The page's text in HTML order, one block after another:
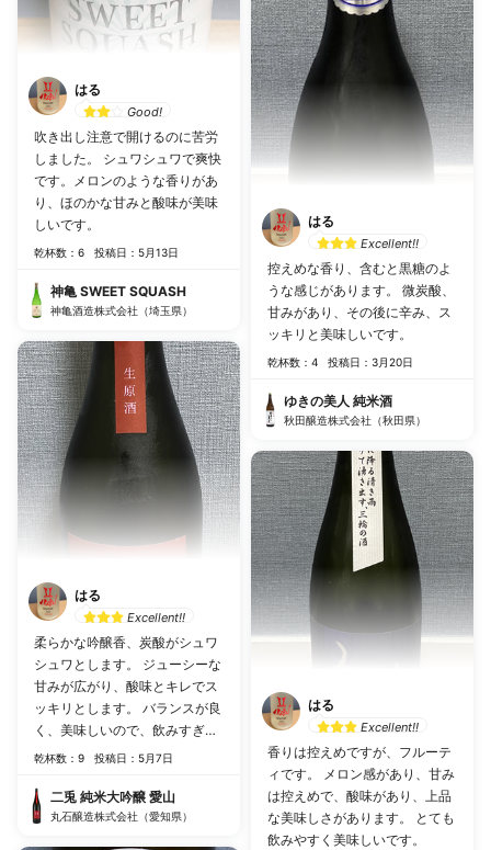
はる
Good!
吹き出し注意で開けるのに苦労
しました。 シュワシュワで爽快
です。メロンのような香りがあ
り、ほのかな甘みと酸味が美味
しいです。
乾杯数：6 投稿日：5月13日
神亀 SWEET SQUASH
神亀酒造株式会社（埼玉県）
はる
Excellent!!
柔らかな吟醸香、炭酸がシュワ
シュワとします。 ジューシーな
甘みが広がり、酸味とキレでス
ッキリとします。 バランスが良
く、美味しいので、飲みすぎま
す。
乾杯数：9 投稿日：5月7日
二兎 純米大吟醸 愛山
丸石醸造株式会社（愛知県）
はる
Excellent!!
控えめな香り、含むと黒糖のよ
うな感じがあります。 微炭酸、
甘みがあり、その後に辛み、ス
ッキリと美味しいです。
乾杯数：4 投稿日：3月20日
ゆきの美人 純米酒
秋田醸造株式会社（秋田県）
はる
Excellent!!
香りは控えめですが、フルーテ
ィです。 メロン感があり、甘み
は控えめで、酸味があり、上品
な美味しさがあります。 とても
飲みやすく美味しいです。